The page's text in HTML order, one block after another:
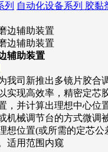
列 自动化设备系列 胶黏
辅助装置
我司新推出多镜片胶合
实现高效率，精密定芯
，并计算出理想中心位
机械调节台的方式微调
想位置(或所需的定芯公
适用范围内窥